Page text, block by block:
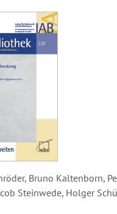
Bruno Kaltenborn,
Steinwede, Holger